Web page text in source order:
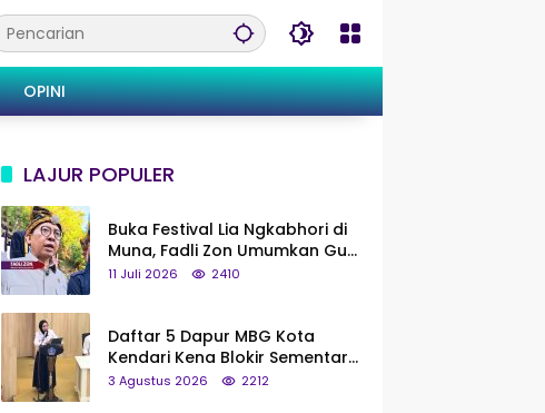
OPINI
LAJUR POPULER
Buka Festival Lia Ngkabhori di
Muna, Fadli Zon Umumkan Gua
Metanduno Segera Naik Status
11 Juli 2026 2410
Daftar 5 Dapur MBG Kota
Kendari Kena Blokir Sementara
dari Pusat
3 Agustus 2026 2212